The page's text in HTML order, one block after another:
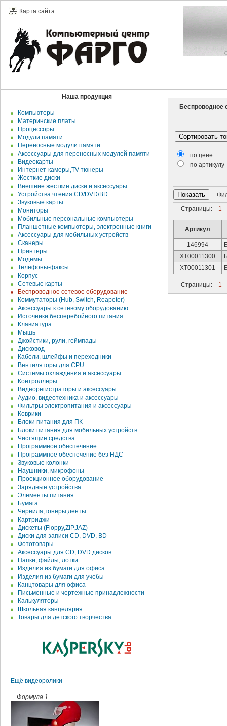
Карта сайта
Наша продукция
Компьютеры
Материнские платы
Процессоры
Модули памяти
Переносные модули памяти
Аксессуары для переносных модулей памяти
Видеокарты
Интернет-камеры,TV тюнеры
Жесткие диски
Внешние жесткие диски и аксесcуары
Устройства чтения CD/DVD/BD
Звуковые карты
Мониторы
Мобильные персональные компьютеры
Планшетные компьютеры, электронные книги
Аксессуары для мобильных устройств
Сканеры
Принтеры
Модемы
Телефоны-факсы
Корпус
Сетевые карты
Беспроводное сетевое оборудование
Коммутаторы (Hub, Switch, Reapeter)
Аксессуары к сетевому оборудованию
Источники бесперебойного питания
Клавиатура
Мышь
Джойстики, рули, геймпады
Дисковод
Кабели, шлейфы и переходники
Вентиляторы для CPU
Системы охлаждения и аксессуары
Контроллеры
Видеорегистраторы и аксессуары
Аудио, видеотехника и аксессуары
Фильтры электропитания и аксессуары
Коврики
Блоки питания для ПК
Блоки питания для мобильных устройств
Чистящие средства
Программное обеспечение
Программное обеспечение без НДС
Звуковые колонки
Наушники, микрофоны
Проекционное оборудование
Зарядные устройства
Элементы питания
Бумага
Чернила,тонеры,ленты
Картриджи
Дискеты (Floppy,ZIP,JAZ)
Диски для записи CD, DVD, BD
Фототовары
Аксессуары для CD, DVD дисков
Папки, файлы, лотки
Изделия из бумаги для офиса
Изделия из бумаги для учебы
Канцтовары для офиса
Письменные и чертежные принадлежности
Калькуляторы
Школьная канцелярия
Товары для детского творчества
Ещё видеоролики
Формула 1.
Беспроводное
по цене
по артикулу
Страницы: 1
Артикул
146994
XT00011300
XT00011301
Страницы: 1